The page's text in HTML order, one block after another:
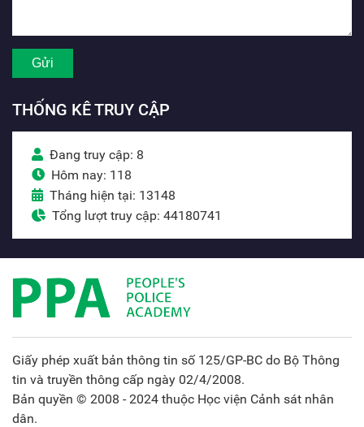
THỐNG KÊ TRUY CẬP
Đang truy cập: 8
Hôm nay: 118
Tháng hiện tại: 13148
Tổng lượt truy cập: 44180741
Giấy phép xuất bản thông tin số 125/GP-BC do Bộ Thông
tin và truyền thông cấp ngày 02/4/2008.
Bản quyền © 2008 - 2024 thuộc Học viện Cảnh sát nhân
dân.